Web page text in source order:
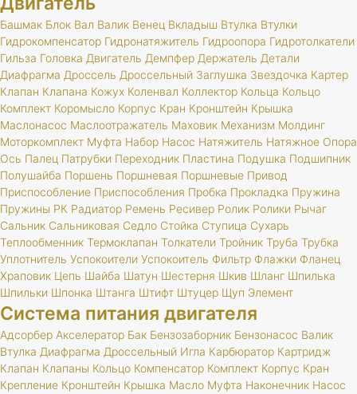
Башмак Блок Вал Валик Венец Вкладыш Втулка Втулки
Гидрокомпенсатор Гидронатяжитель Гидроопора Гидротолкатели
Гильза Головка Двигатель Демпфер Держатель Детали
Диафрагма Дроссель Дроссельный Заглушка Звездочка Картер
Клапан Клапана Кожух Коленвал Коллектор Кольца Кольцо
Комплект Коромысло Корпус Кран Кронштейн Крышка
Маслонасос Маслоотражатель Маховик Механизм Молдинг
Моторкомплект Муфта Набор Насос Натяжитель Натяжное Опора
Ось Палец Патрубки Переходник Пластина Подушка Подшипник
Полушайба Поршень Поршневая Поршневые Привод
Приспособление Приспособления Пробка Прокладка Пружина
Пружины РК Радиатор Ремень Ресивер Ролик Ролики Рычаг
Сальник Сальниковая Седло Стойка Ступица Сухарь
Теплообменник Термоклапан Толкатели Тройник Труба Трубка
Уплотнитель Успокоители Успокоитель Фильтр Флажки Фланец
Храповик Цепь Шайба Шатун Шестерня Шкив Шланг Шпилька
Шпильки Шпонка Штанга Штифт Штуцер Щуп Элемент
Система питания двигателя
Адсорбер Акселератор Бак Бензозаборник Бензонасос Валик
Втулка Диафрагма Дроссельный Игла Карбюратор Картридж
Клапан Клапаны Кольцо Компенсатор Комплект Корпус Кран
Крепление Кронштейн Крышка Масло Муфта Наконечник Насос